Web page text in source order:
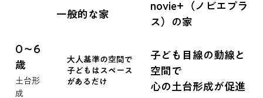
子ども目線の動線と
空間で
​心の土台形成が促進
大人基準の空間で
子どもはスペース
があるだけ
0〜6
歳
土台形
成
novie+（ノビエプラ
ス）の家
一般的な家